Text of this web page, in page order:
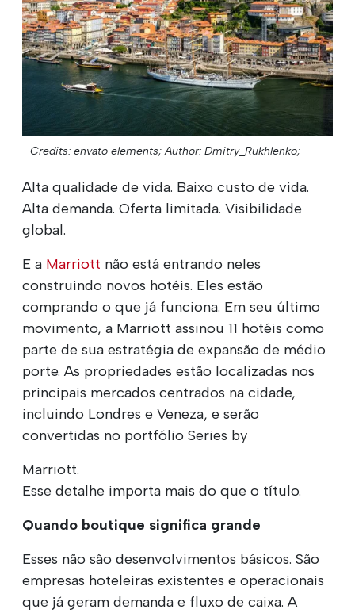
Credits: envato elements; Author: Dmitry_Rukhlenko;
Alta qualidade de vida. Baixo custo de vida.
Alta demanda. Oferta limitada. Visibilidade
global.
E a Marriott não está entrando neles
construindo novos hotéis. Eles estão
comprando o que já funciona. Em seu último
movimento, a Marriott assinou 11 hotéis como
parte de sua estratégia de expansão de médio
porte. As propriedades estão localizadas nos
principais mercados centrados na cidade,
incluindo Londres e Veneza, e serão
convertidas no portfólio Series by
Marriott.
Esse detalhe importa mais do que o título.
Quando boutique significa grande
Esses não são desenvolvimentos básicos. São
empresas hoteleiras existentes e operacionais
que já geram demanda e fluxo de caixa. A